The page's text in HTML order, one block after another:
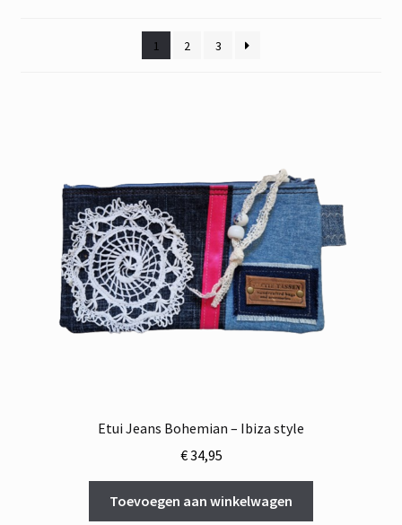
1 2 3
Etui Jeans Bohemian – Ibiza style
€34,95
Toevoegen aan winkelwagen